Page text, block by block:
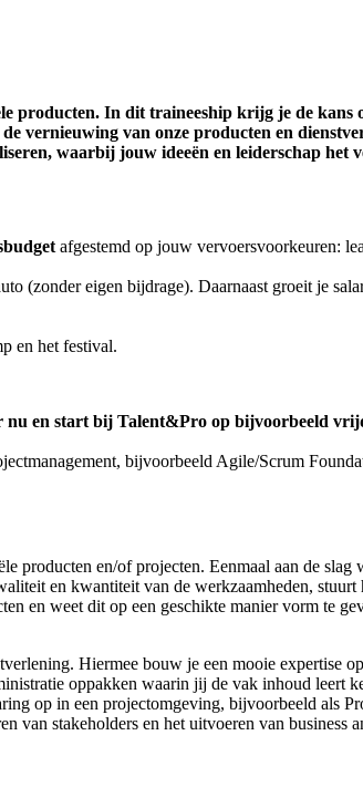
In dit traineeship krijg je de kans
de vernieuwing van onze producten en
waarbij jouw ideeën en leiderschap het
afgestemd op jouw vervoersvoorkeuren:
(zonder eigen bijdrage). Daarnaast groeit je
en het festival.
en start bij Talent&Pro op bijvoorbeeld
bijvoorbeeld Agile/Scrum
en/of projecten. Eenmaal aan de slag
en kwantiteit van de werkzaamheden,
en weet dit op een geschikte manier vorm te
Hiermee bouw je een mooie expertise
oppakken waarin jij de vak inhoud leert
op in een projectomgeving, bijvoorbeeld als
stakeholders en het uitvoeren van business